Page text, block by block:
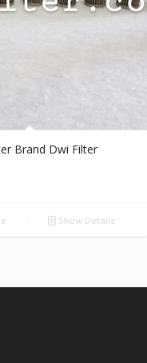
Brand Dwi Filter
Show Details